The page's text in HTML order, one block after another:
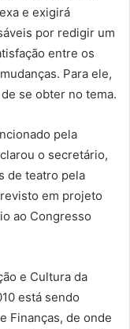
e exigirá
por redigir um
entre os
Para ele,
se obter no tema.
pela
o secretário,
de teatro pela
em projeto
ao Congresso
e Cultura da
está sendo
Finanças, de onde